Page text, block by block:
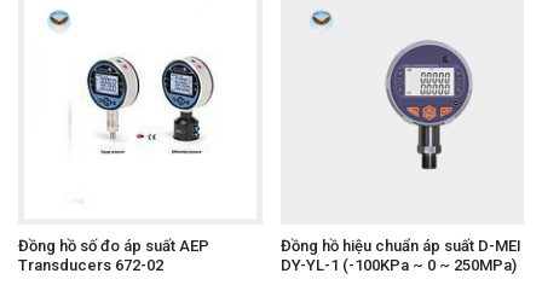
Đồng hồ số đo áp suất AEP
Transducers 672-02
Đồng hồ hiệu chuẩn áp suất D-MEI
DY-YL-1 (-100KPa ~ 0 ~ 250MPa)